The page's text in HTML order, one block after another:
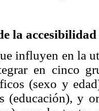
la accesibilidad
influyen en la
en cinco
(sexo y
(educación), y